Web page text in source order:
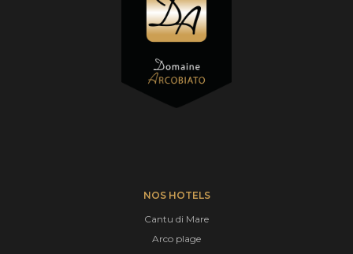
NOS HOTELS
Cantu di Mare
Arco plage